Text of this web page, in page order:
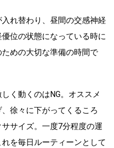
れ替わり、昼間の交感神経
位の状態になっている時に
めの大切な準備の時間で
く動くのはNG。オススメ
徐々に下がってくるころ
サイズ。一度7分程度の運
を毎日ルーティーンとして